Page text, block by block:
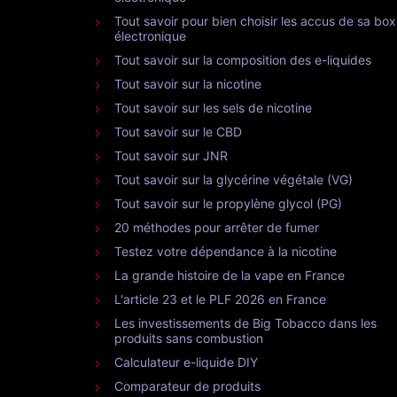
Tout savoir pour bien choisir les accus de sa box
électronique
Tout savoir sur la composition des e-liquides
Tout savoir sur la nicotine
Tout savoir sur les sels de nicotine
Tout savoir sur le CBD
Tout savoir sur JNR
Tout savoir sur la glycérine végétale (VG)
Tout savoir sur le propylène glycol (PG)
20 méthodes pour arrêter de fumer
Testez votre dépendance à la nicotine
La grande histoire de la vape en France
L'article 23 et le PLF 2026 en France
Les investissements de Big Tobacco dans les
produits sans combustion
Calculateur e-liquide DIY
Comparateur de produits